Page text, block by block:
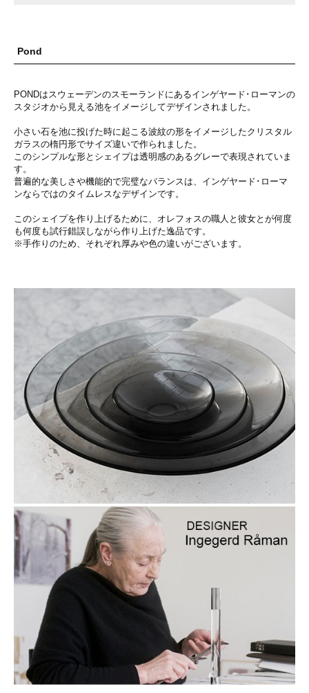
Pond
PONDはスウェーデンのスモーランドにあるインゲヤード･ローマンの
スタジオから見える池をイメージしてデザインされました。
小さい石を池に投げた時に起こる波紋の形をイメージしたクリスタル
ガラスの楕円形でサイズ違いで作られました。
このシンプルな形とシェイプは透明感のあるグレーで表現されていま
す。
普遍的な美しさや機能的で完璧なバランスは、インゲヤード･ローマ
ンならではのタイムレスなデザインです。
このシェイプを作り上げるために、オレフォスの職人と彼女とが何度
も何度も試行錯誤しながら作り上げた逸品です。
※手作りのため、それぞれ厚みや色の違いがございます。